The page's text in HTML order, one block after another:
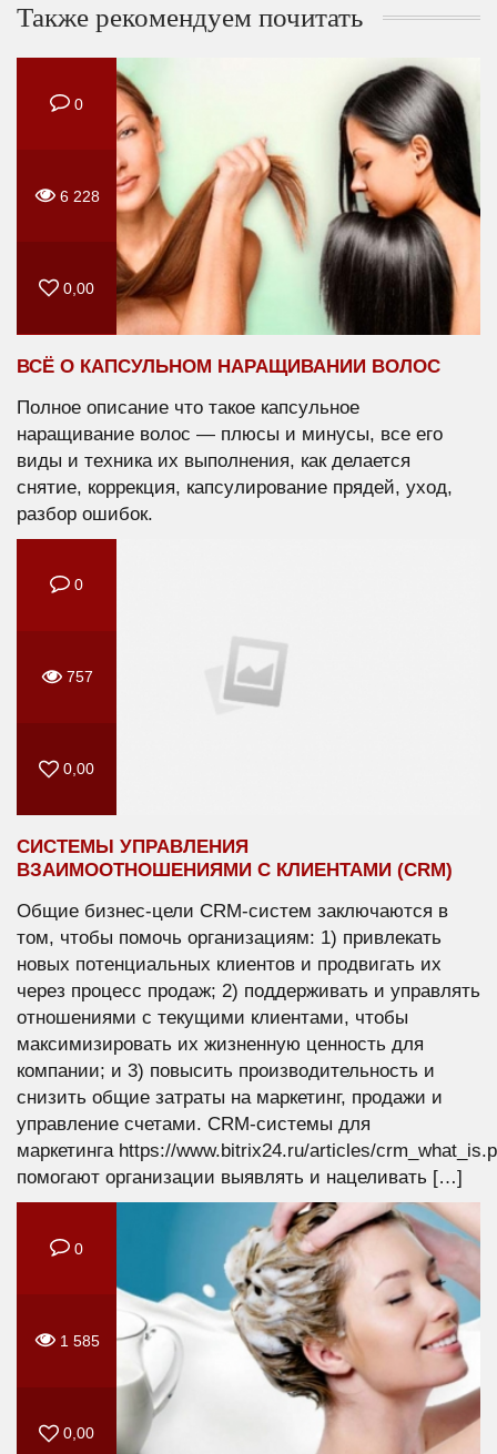
Также рекомендуем почитать
0
6 228
0,00
ВСЁ О КАПСУЛЬНОМ НАРАЩИВАНИИ ВОЛОС
Полное описание что такое капсульное
наращивание волос — плюсы и минусы, все его
виды и техника их выполнения, как делается
снятие, коррекция, капсулирование прядей, уход,
разбор ошибок.
0
757
0,00
СИСТЕМЫ УПРАВЛЕНИЯ
ВЗАИМООТНОШЕНИЯМИ С КЛИЕНТАМИ (CRM)
Общие бизнес-цели CRM-систем заключаются в
том, чтобы помочь организациям: 1) привлекать
новых потенциальных клиентов и продвигать их
через процесс продаж; 2) поддерживать и управлять
отношениями с текущими клиентами, чтобы
максимизировать их жизненную ценность для
компании; и 3) повысить производительность и
снизить общие затраты на маркетинг, продажи и
управление счетами. CRM-системы для
маркетинга https://www.bitrix24.ru/articles/
помогают организации выявлять и нацеливать […]
0
1 585
0,00